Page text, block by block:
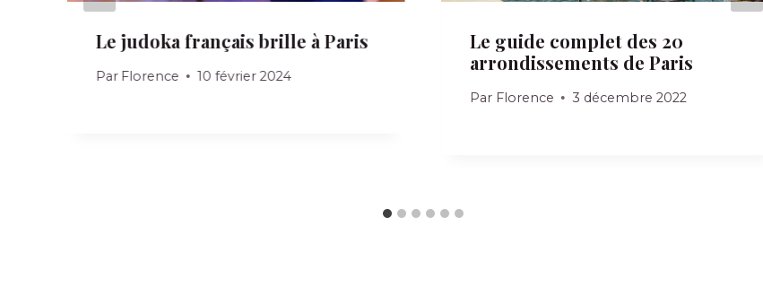
Le judoka français brille à Paris
Par Florence 10 février 2024
Le guide complet des 20
arrondissements de Paris
Par Florence 3 décembre 2022